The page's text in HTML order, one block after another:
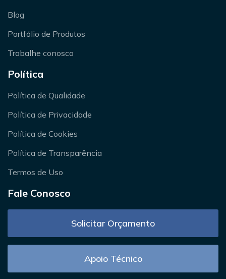
Blog
Portfólio de Produtos
Trabalhe conosco
Política
Política de Qualidade
Política de Privacidade
Política de Cookies
Política de Transparência
Termos de Uso
Fale Conosco
Solicitar Orçamento
Apoio Técnico